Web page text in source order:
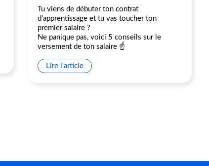
Tu viens de débuter ton contrat
d’apprentissage et tu vas toucher ton
premier salaire ?
Ne panique pas, voici 5 conseils sur le
versement de ton salaire ☝️
Lire l'article